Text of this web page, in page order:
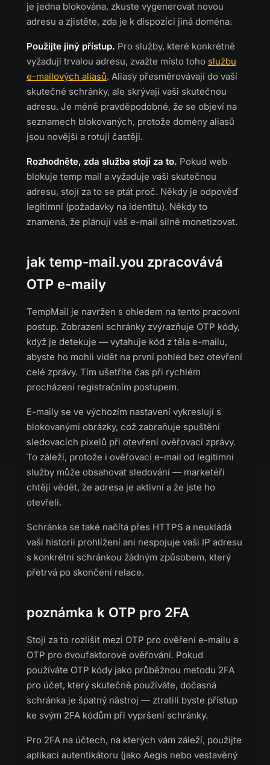
je jedna blokována, zkuste vygenerovat novou
adresu a zjistěte, zda je k dispozici jiná doména.
Použijte jiný přístup. Pro služby, které konkrétně
vyžadují trvalou adresu, zvažte místo toho službu
e-mailových aliasů. Aliasy přesměrovávají do vaší
skutečné schránky, ale skrývají vaši skutečnou
adresu. Je méně pravděpodobné, že se objeví na
seznamech blokovaných, protože domény aliasů
jsou novější a rotují častěji.
Rozhodněte, zda služba stojí za to. Pokud web
blokuje temp mail a vyžaduje vaši skutečnou
adresu, stojí za to se ptát proč. Někdy je odpověď
legitimní (požadavky na identitu). Někdy to
znamená, že plánují váš e-mail silně monetizovat.
jak temp-mail.you zpracovává
OTP e-maily
TempMail je navržen s ohledem na tento pracovní
postup. Zobrazení schránky zvýrazňuje OTP kódy,
když je detekuje — vytahuje kód z těla e-mailu,
abyste ho mohli vidět na první pohled bez otevření
celé zprávy. Tím ušetříte čas při rychlém
procházení registračním postupem.
E-maily se ve výchozím nastavení vykreslují s
blokovanými obrázky, což zabraňuje spuštění
sledovacích pixelů při otevření ověřovací zprávy.
To záleží, protože i ověřovací e-mail od legitimní
služby může obsahovat sledování — marketéři
chtějí vědět, že adresa je aktivní a že jste ho
otevřeli.
Schránka se také načítá přes HTTPS a neukládá
vaši historii prohlížení ani nespojuje vaši IP adresu
s konkrétní schránkou žádným způsobem, který
přetrvá po skončení relace.
poznámka k OTP pro 2FA
Stojí za to rozlišit mezi OTP pro ověření e-mailu a
OTP pro dvoufaktorové ověřování. Pokud
používáte OTP kódy jako průběžnou metodu 2FA
pro účet, který skutečně používáte, dočasná
schránka je špatný nástroj — ztratili byste přístup
ke svým 2FA kódům při vypršení schránky.
Pro 2FA na účtech, na kterých vám záleží, použijte
aplikaci autentikátoru (jako Aegis nebo vestavěný